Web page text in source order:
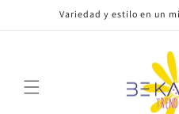
directamenteVariedad y estilo en un